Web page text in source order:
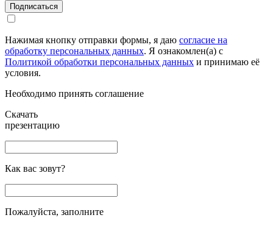
Подписаться
Нажимая кнопку отправки формы, я даю согласие на
обработку персональных данных. Я ознакомлен(а) с
Политикой обработки персональных данных и принимаю её
условия.
Необходимо принять соглашение
Скачать
презентацию
Как вас зовут?
Пожалуйста, заполните